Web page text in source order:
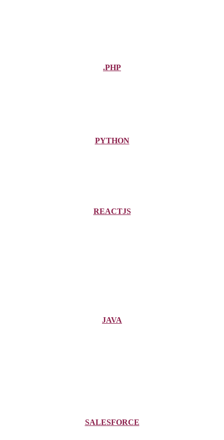
.PHP
PYTHON
REACTJS
JAVA
SALESFORCE